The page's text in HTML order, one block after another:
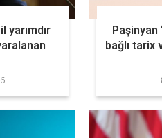
yarımdır
Paşinyan
bağlı tarix